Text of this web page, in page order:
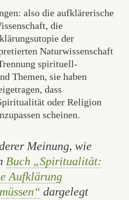
also die aufklärerische
die
der
Naturwissenschaft
spirituell-
Themen, sie haben
dass
oder Religion
scheinen.
Meinung, wie
Buch „Spiritualität:
Aufklärung
dargelegt